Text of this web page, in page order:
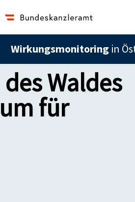
Wirkungsmonitoring in
Waldes
für